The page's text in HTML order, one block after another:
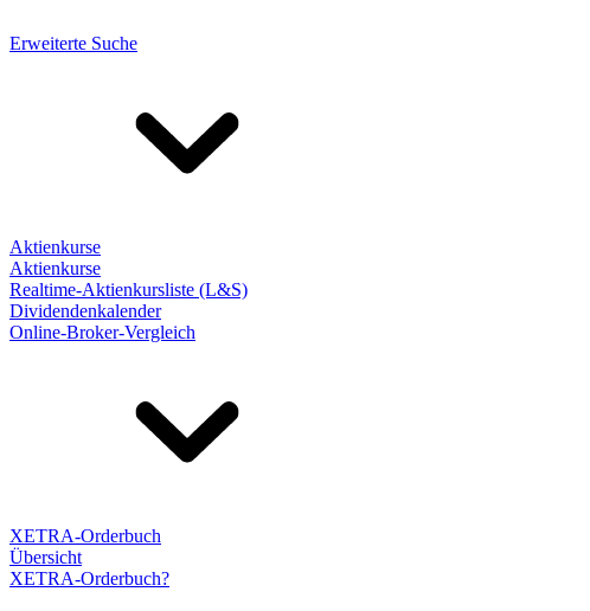
Erweiterte Suche
Aktienkurse
Aktienkurse
Realtime-Aktienkursliste (L&S)
Dividendenkalender
Online-Broker-Vergleich
XETRA-Orderbuch
Übersicht
XETRA-Orderbuch?